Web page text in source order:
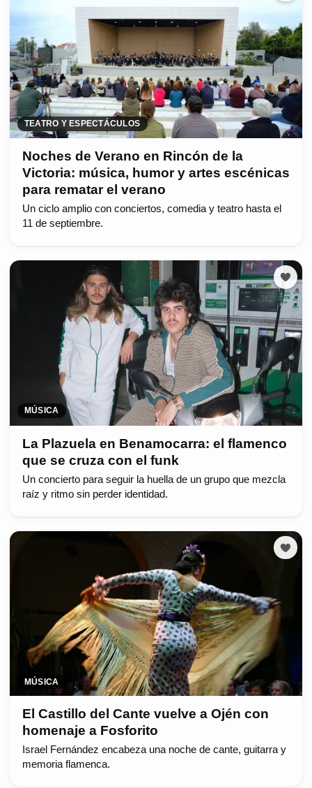
TEATRO Y ESPECTÁCULOS
Noches de Verano en Rincón de la
Victoria: música, humor y artes escénicas
para rematar el verano
Un ciclo amplio con conciertos, comedia y teatro hasta el
11 de septiembre.
MÚSICA
La Plazuela en Benamocarra: el flamenco
que se cruza con el funk
Un concierto para seguir la huella de un grupo que mezcla
raíz y ritmo sin perder identidad.
MÚSICA
El Castillo del Cante vuelve a Ojén con
homenaje a Fosforito
Israel Fernández encabeza una noche de cante, guitarra y
memoria flamenca.